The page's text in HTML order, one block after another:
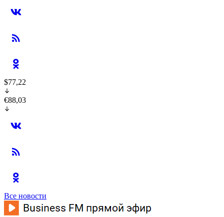
$77,22
€88,03
Все новости